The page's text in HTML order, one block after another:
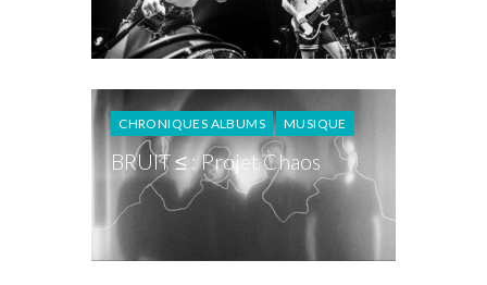
CHRONIQUES ALBUMS MUSIQUE
BRUIT ≤ : Projet Chaos